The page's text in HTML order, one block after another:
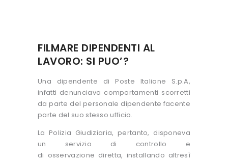
FILMARE DIPENDENTI AL
LAVORO: SI PUO’?
Una dipendente di Poste Italiane S.p.A,
infatti denunciava comportamenti scorretti
da parte del personale dipendente facente
parte del suo stesso ufficio.
La Polizia Giudiziaria, pertanto, disponeva
un servizio di controllo e
di osservazione diretta, installando altresì